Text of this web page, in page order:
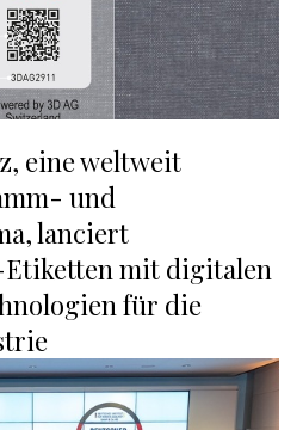
eine weltweit
und
lanciert
mit digitalen
für die